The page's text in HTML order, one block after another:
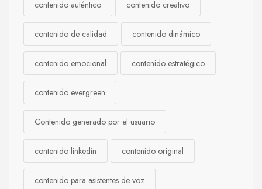
contenido auténtico contenido creativo
contenido de calidad contenido dinámico
contenido emocional contenido estratégico
contenido evergreen
Contenido generado por el usuario
contenido linkedin contenido original
contenido para asistentes de voz